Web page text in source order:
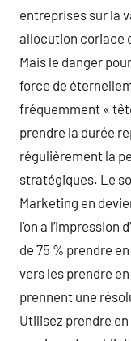
entreprises sur la
allocution coriace
Mais le danger
force de
fréquemment «
prendre la durée
régulièrement la
stratégiques. Le
Marketing en
l’on a l’impression
de 75 % prendre
vers les prendre
prennent une
Utilisez prendre